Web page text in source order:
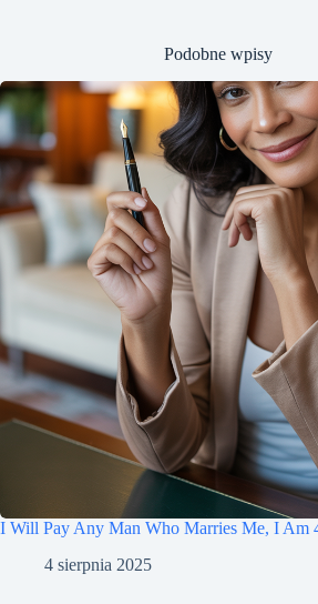
Podobne wpisy
I Will Pay Any Man Who Marries Me, I Am
4 sierpnia 2025